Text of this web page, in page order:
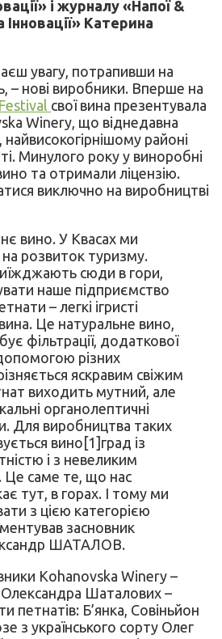
і журналу «Напої &
Інновації» Катерина
увагу, потрапивши на
– нові виробники. Вперше на
свої вина презентувала
Winery, що віднедавна
районі
Минулого року у виноробні
та отримали ліцензію.
виключно на виробництві
вино. У Квасах ми
розвиток туризму.
сюди в гори,
наше підприємство
– легкі ігристі
Це натуральне вино,
фільтрації, додаткової
допомогою різних
яскравим свіжим
виходить мутний, але
органолептичні
Для виробництва таких
вино[1]град із
і з невеликим
Це саме те, що нас
тут, в горах. І тому ми
з цією категорією
засновник
ШАТАЛОВ.
Kohanovska Winery –
Шаталових –
петнатів: Б’янка, Совіньйон
з українського сорту Олег